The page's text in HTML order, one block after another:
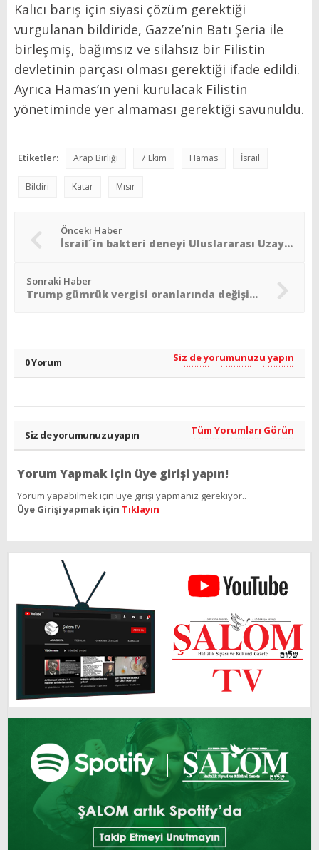
Kalıcı barış için siyasi çözüm gerektiği
vurgulanan bildiride, Gazze’nin Batı Şeria ile
birleşmiş, bağımsız ve silahsız bir Filistin
devletinin parçası olması gerektiği ifade edildi.
Ayrıca Hamas’ın yeni kurulacak Filistin
yönetiminde yer almaması gerektiği savunuldu.
Etiketler: Arap Birliği 7 Ekim Hamas İsrail
Bildiri Katar Mısır
Önceki Haber
İsrail´in bakteri deneyi Uluslararası Uzay İstasyonu´na gidiyor
Sonraki Haber
Trump gümrük vergisi oranlarında değişikliğe gitti
0 Yorum Siz de yorumunuzu yapın
Siz de yorumunuzu yapın Tüm Yorumları Görün
Yorum Yapmak için üye girişi yapın!
Yorum yapabilmek için üye girişi yapmanız gerekiyor..
Üye Girişi yapmak için Tıklayın